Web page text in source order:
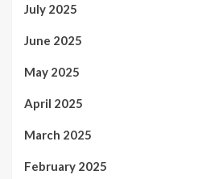
July 2025
June 2025
May 2025
April 2025
March 2025
February 2025